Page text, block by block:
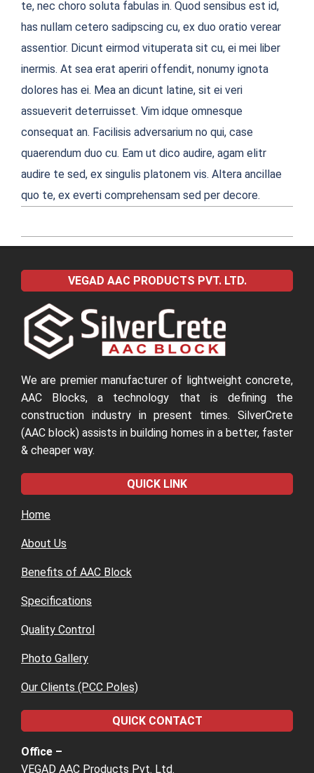
te, nec choro soluta fabulas in. Quod sensibus est id,
has nullam cetero sadipscing cu, ex duo oratio verear
assentior. Dicunt eirmod vituperata sit cu, ei mei liber
inermis. At sea erat aperiri offendit, nonumy ignota
dolores has ei. Mea an dicunt latine, sit ei veri
assueverit deterruisset. Vim idque omnesque
consequat an. Facilisis adversarium no qui, case
quaerendum duo cu. Eam ut dico audire, agam elitr
audire te sed, ex singulis platonem vis. Altera ancillae
quo te, ex everti comprehensam sed per decore.
2022-
04-
04
VEGAD AAC PRODUCTS PVT. LTD.
We are premier manufacturer of lightweight concrete,
AAC Blocks, a technology that is defining the
construction industry in present times. SilverCrete
(AAC block) assists in building homes in a better, faster
& cheaper way.
QUICK LINK
Home
About Us
Benefits of AAC Block
Specifications
Quality Control
Photo Gallery
Our Clients (PCC Poles)
QUICK CONTACT
Office –
VEGAD AAC Products Pvt. Ltd.